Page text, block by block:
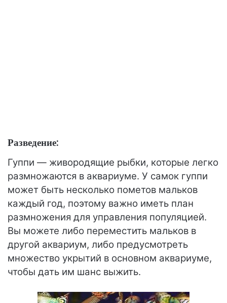
Разведение:
Гуппи — живородящие рыбки, которые легко
размножаются в аквариуме. У самок гуппи
может быть несколько пометов мальков
каждый год, поэтому важно иметь план
размножения для управления популяцией.
Вы можете либо переместить мальков в
другой аквариум, либо предусмотреть
множество укрытий в основном аквариуме,
чтобы дать им шанс выжить.